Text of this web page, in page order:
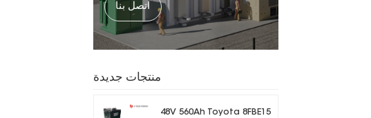
اتصل بنا
منتجات جديدة
48V 560Ah Toyota 8FBE15